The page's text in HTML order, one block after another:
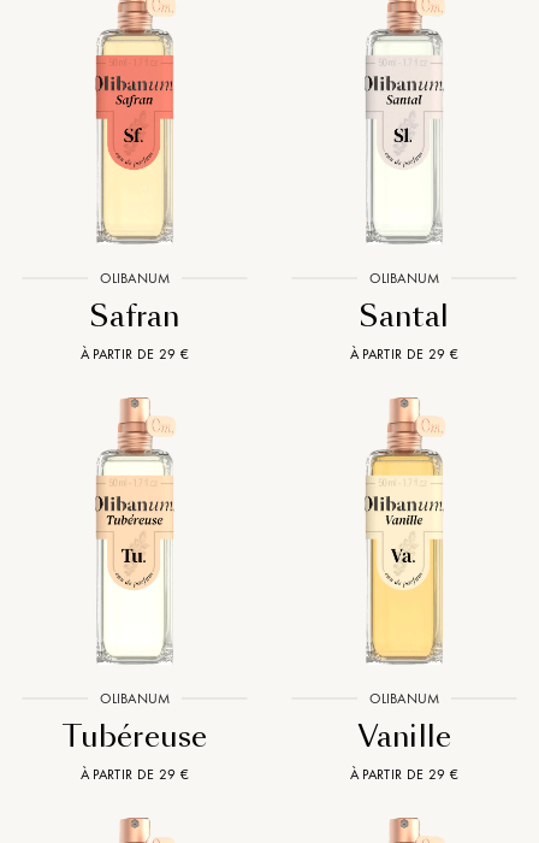
OLIBANUM
Safran
À PARTIR DE 29 €
OLIBANUM
Santal
À PARTIR DE 29 €
OLIBANUM
Tubéreuse
À PARTIR DE 29 €
OLIBANUM
Vanille
À PARTIR DE 29 €